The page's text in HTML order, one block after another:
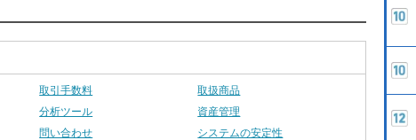
取引手数料
取扱商品
分析ツール
資産管理
問い合わせ システムの安定性